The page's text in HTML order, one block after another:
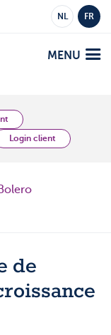
NL FR
MENU
Login client
de